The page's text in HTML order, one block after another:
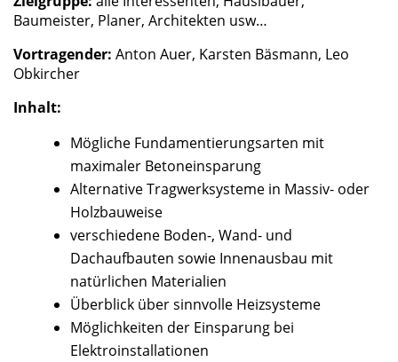
Baumeister, Planer, Architekten usw…
Vortragender: Anton Auer, Karsten Bäsmann, Leo
Obkircher
Inhalt:
Mögliche Fundamentierungsarten mit
maximaler Betoneinsparung
Alternative Tragwerksysteme in Massiv- oder
Holzbauweise
verschiedene Boden-, Wand- und
Dachaufbauten sowie Innenausbau mit
natürlichen Materialien
Überblick über sinnvolle Heizsysteme
Möglichkeiten der Einsparung bei
Elektroinstallationen